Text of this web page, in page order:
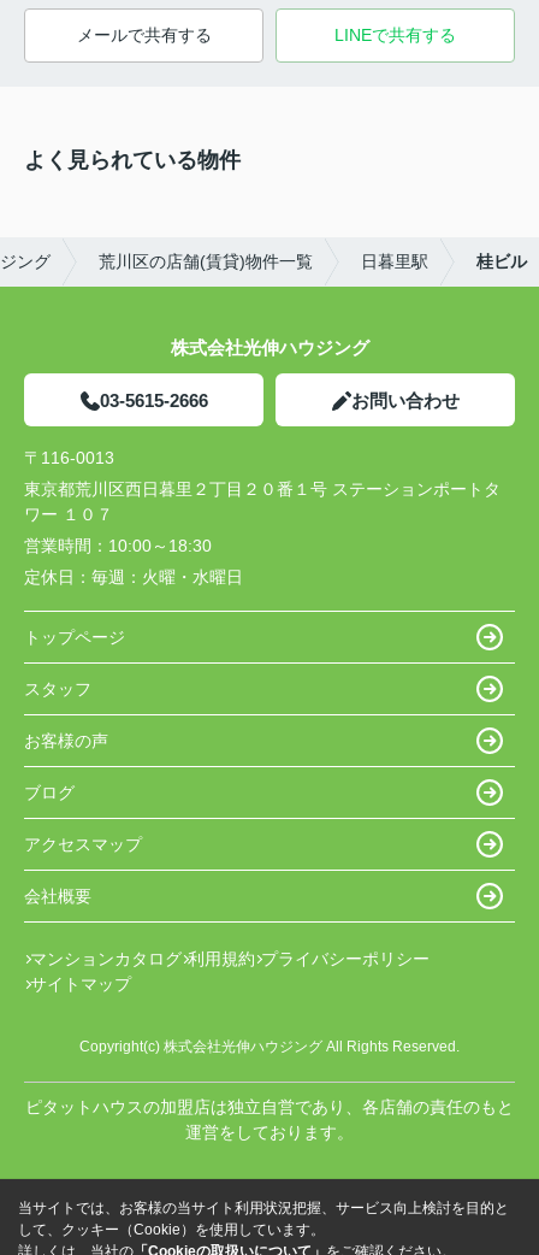
メールで共有する LINEで共有する
よく見られている物件
ング 荒川区の店舗(賃貸)物件一覧 日暮里駅 桂ビル
株式会社光伸ハウジング
03-5615-2666 お問い合わせ
〒116-0013
東京都荒川区西日暮里２丁目２０番１号 ステーションポートタ
ワー １０７
営業時間： 10:00～18:30
定休日： 毎週：火曜・水曜日
トップページ
スタッフ
お客様の声
ブログ
アクセスマップ
会社概要
マンションカタログ 利用規約 プライバシーポリシー
サイトマップ
Copyright(c) 株式会社光伸ハウジング All Rights Reserved.
ピタットハウスの加盟店は独立自営であり、各店舗の責任のもと
運営をしております。
当サイトでは、お客様の当サイト利用状況把握、サービス向上検討を目的と
して、クッキー（Cookie）を使用しています。
詳しくは、当社の 「Cookieの取扱いについて」 をご確認ください。